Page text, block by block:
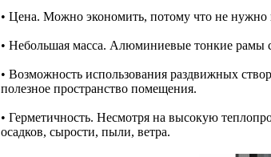
• Цена. Можно экономить, потому что не нужно
• Небольшая масса. Алюминиевые тонкие рамы
• Возможность использования раздвижных
полезное пространство помещения.
• Герметичность. Несмотря на высокую
осадков, сырости, пыли, ветра.